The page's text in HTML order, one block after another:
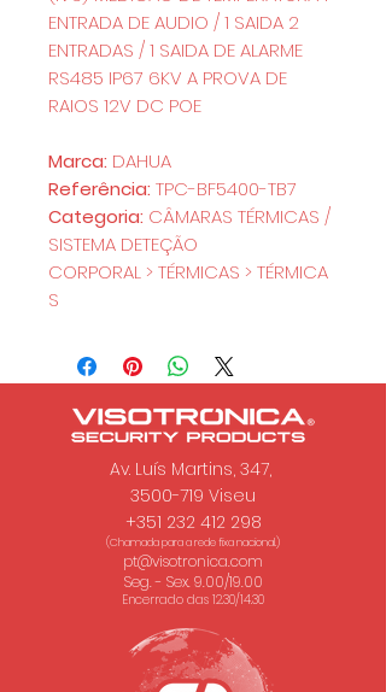
ENTRADA DE AUDIO / 1 SAIDA 2
ENTRADAS / 1 SAIDA DE ALARME
RS485 IP67 6KV A PROVA DE
RAIOS 12V DC POE
Marca: DAHUA
Referência: TPC-BF5400-TB7
Categoria: CÂMARAS TÉRMICAS /
SISTEMA DETEÇÃO
CORPORAL > TÉRMICAS > TÉRMICA
S
Av. Luís Martins, 347,
3500-719 Viseu
+351 232 412 298
(Chamada para a rede fixa nacional.)
pt@visotronica.com
Seg. - Sex. 9.00/19.00
Encerrado das 12.30/14.30